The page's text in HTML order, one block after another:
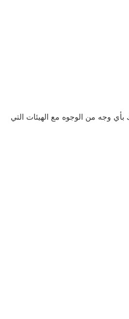
بأي وجه من الوجوه مع الهيئات التي